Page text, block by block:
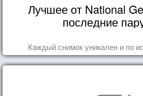
Лучшее от National
последние
Каждый снимок уникален и по